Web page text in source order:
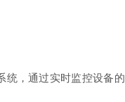
通过实时监控设备的